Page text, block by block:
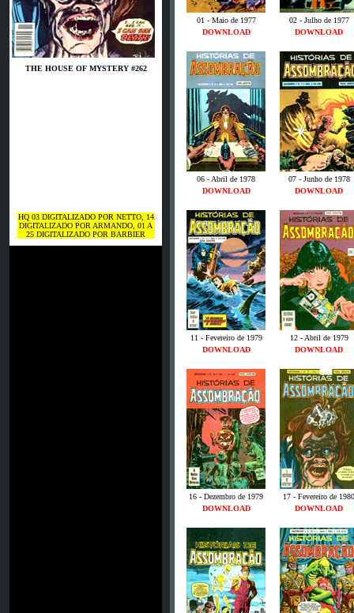
THE HOUSE OF MYSTERY #262
HQ 03 DIGITALIZADO POR NETTO, 14
DIGITALIZADO POR ARMANDO, 01 A
25 DIGITALIZADO POR BARBIER
01 - Maio de 1977
02 - Julho de 1977
DOWNLOAD
DOWNLOAD
06 - Abril de 1978
07 - Junho de 1978
DOWNLOAD
DOWNLOAD
11 - Fevereiro de 1979
12 - Abril de 1979
DOWNLOAD
DOWNLOAD
16 - Dezembro de 1979
17 - Fevereiro de 1980
DOWNLOAD
DOWNLOAD